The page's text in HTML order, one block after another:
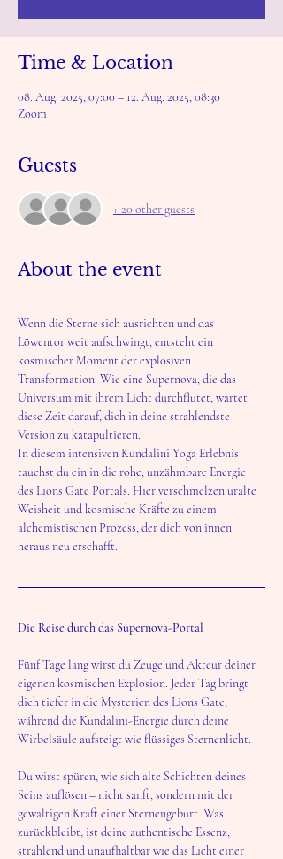
Time & Location
08. Aug. 2025, 07:00 – 12. Aug. 2025, 08:30
Zoom
Guests
+ 20 other guests
About the event
Wenn die Sterne sich ausrichten und das
Löwentor weit aufschwingt, entsteht ein
kosmischer Moment der explosiven
Transformation. Wie eine Supernova, die das
Universum mit ihrem Licht durchflutet, wartet
diese Zeit darauf, dich in deine strahlendste
Version zu katapultieren.
In diesem intensiven Kundalini Yoga Erlebnis
tauchst du ein in die rohe, unzähmbare Energie
des Lions Gate Portals. Hier verschmelzen uralte
Weisheit und kosmische Kräfte zu einem
alchemistischen Prozess, der dich von innen
heraus neu erschafft.
Die Reise durch das Supernova-Portal
Fünf Tage lang wirst du Zeuge und Akteur deiner
eigenen kosmischen Explosion. Jeder Tag bringt
dich tiefer in die Mysterien des Lions Gate,
während die Kundalini-Energie durch deine
Wirbelsäule aufsteigt wie flüssiges Sternenlicht.
Du wirst spüren, wie sich alte Schichten deines
Seins auflösen – nicht sanft, sondern mit der
gewaltigen Kraft einer Sternengeburt. Was
zurückbleibt, ist deine authentische Essenz,
strahlend und unaufhaltbar wie das Licht einer